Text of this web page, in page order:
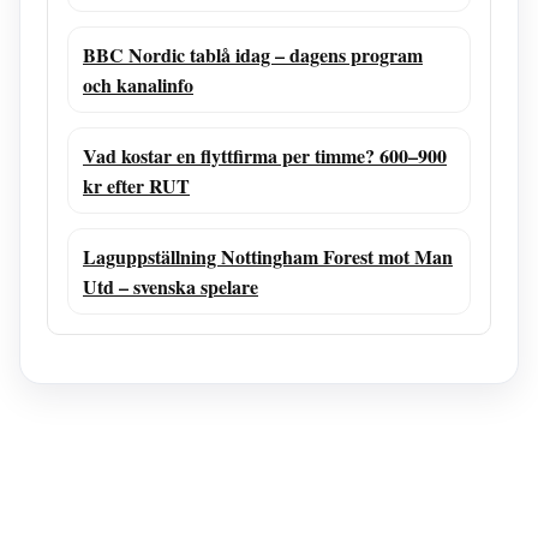
BBC Nordic tablå idag – dagens program
och kanalinfo
Vad kostar en flyttfirma per timme? 600–900
kr efter RUT
Laguppställning Nottingham Forest mot Man
Utd – svenska spelare